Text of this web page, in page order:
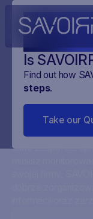
Is
Find out how
steps.
Take our
Jako zespół ds.